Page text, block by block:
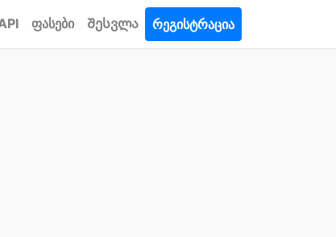
ფასები Შესვლა რეგისტრაცია